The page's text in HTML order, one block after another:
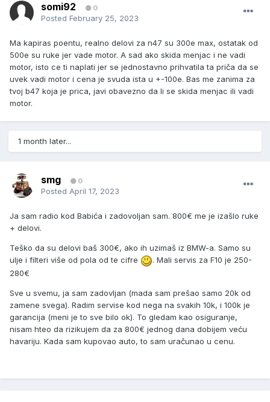
somi92 0
Posted February 25, 2023
Ma kapiras poentu, realno delovi za n47 su 300e max, ostatak od
500e su ruke jer vade motor. A sad ako skida menjac i ne vadi
motor, isto ce ti naplati jer se jednostavno prihvatila ta priča da se
uvek vadi motor i cena je svuda ista u +-100e. Bas me zanima za
tvoj b47 koja je prica, javi obavezno da li se skida menjac ili vadi
motor.
1 month later...
smg 0
Posted April 17, 2023
Ja sam radio kod Babića i zadovoljan sam. 800€ me je izašlo ruke
+ delovi.
Teško da su delovi baš 300€, ako ih uzimaš iz BMW-a. Samo su
ulje i filteri više od pola od te cifre
. Mali servis za F10 je 250-
280€
Sve u svemu, ja sam zadovljan (mada sam prešao samo 20k od
zamene svega). Radim servise kod nega na svakih 10k, i 100k je
garancija (meni je to sve bilo ok). To gledam kao osiguranje,
nisam hteo da rizikujem da za 800€ jednog dana dobijem veću
havariju. Kada sam kupovao auto, to sam uračunao u cenu.